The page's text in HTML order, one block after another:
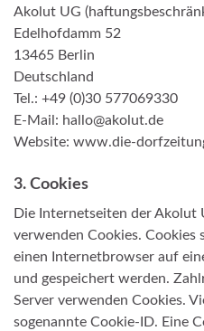
Akolut UG
Edelhofdamm 52
13465 Berlin
Deutschland
Tel.: +49 (0)30 577069330
E-Mail: hallo@akolut.de
Website: www.die-
3. Cookies
Die Internetseiten der Akolut
verwenden Cookies. Cookies
einen Internetbrowser auf
und gespeichert werden.
Server verwenden Cookies.
sogenannte Cookie-ID. Eine